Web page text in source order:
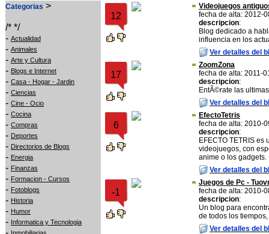
Categorias >
/* */
- Actualidad
- Animales
- Arte y Cultura
- Blogs e Internet
- Casa - Hogar - Jardin
- Ciencias
- Cine - Ocio
- Cocina
- Compras
- Deportes
- Directorios de Blogs
- Energia
- Finanzas
- Formacion - Cursos
- Fotoblogs
- Historia
- Humor
- Informatica y Tecnologia
12
Videojuegos
fecha de alta: 2012-
descripcion:
Blog dedicado a
influencia en los
Ver detalles del
17
ZoomZona
fecha de alta: 2011-
descripcion:
EntÃ©rate las
Ver detalles del
6
EfectoTetris
fecha de alta: 2010-
descripcion:
EFECTO TETRIS
videojuegos, con
anime o los gadgets.
Ver detalles del
-1
Juegos de Pc -
fecha de alta: 2010-
descripcion:
Un blog para
de todos los
Ver detalles del